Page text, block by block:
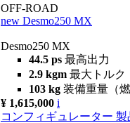
OFF-ROAD
new Desmo250 MX
Desmo250 MX
44.5 ps 最高出力
2.9 kgm 最大トルク
103 kg 装備重量（
¥ 1,615,000 i
コンフィギュレーター 製